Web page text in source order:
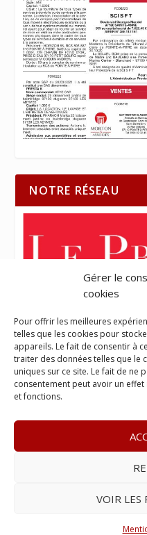
Gérer le
cookies
Pour offrir les meilleures
telles que les cookies pour
appareils. Le fait de consentir à
traiter des données telles que le
uniques sur ce site. Le fait de ne
consentement peut avoir un
et fonctions.
VOIR LES
NOTRE RÉSEAU
–
– E-mail :
Réalisé avec ❤